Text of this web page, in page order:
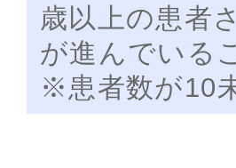
歳以上の患者
が進んでいる
※患者数が10